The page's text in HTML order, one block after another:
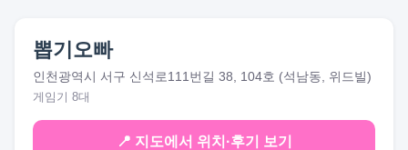
뽑기오빠
인천광역시 서구 신석로111번길 38, 104호 (석남동, 위드빌)
게임기 8대
📍 지도에서 위치·후기 보기